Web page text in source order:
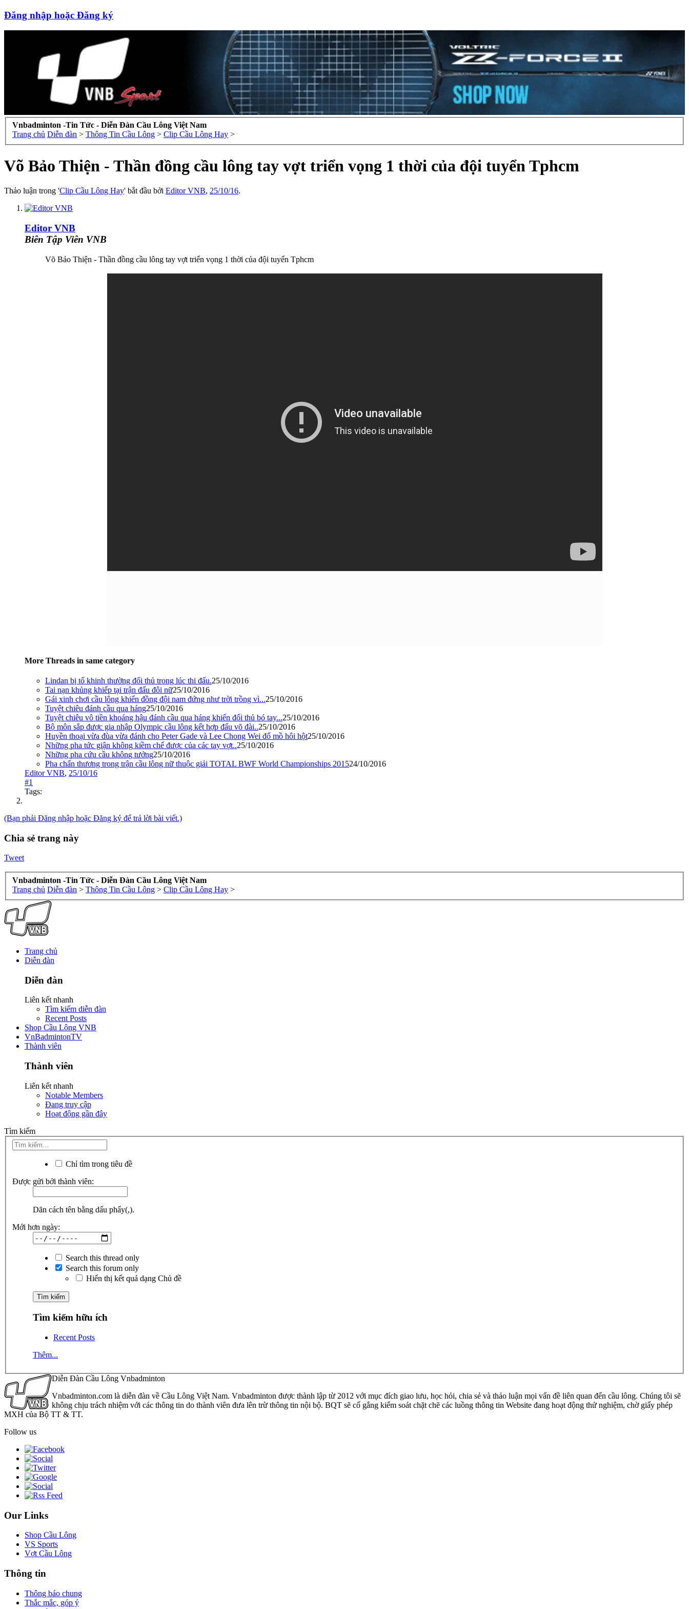
Đăng nhập hoặc Đăng ký
Vnbadminton -Tin Tức - Diễn Đàn Cầu Lông Việt Nam
Trang chủ Diễn đàn > Thông Tin Cầu Lông > Clip Cầu Lông Hay >
Võ Bảo Thiện - Thần đồng cầu lông tay vợt triển vọng 1 thời của đội tuyển Tphcm
Thảo luận trong 'Clip Cầu Lông Hay' bắt đầu bởi Editor VNB, 25/10/16.
Editor VNB
Biên Tập Viên VNB
Võ Bảo Thiện - Thần đồng cầu lông tay vợt triển vọng 1 thời của đội tuyển Tphcm
More Threads in same category
Lindan bị tố khinh thường đối thủ trong lúc thi đấu.25/10/2016
Tai nạn khủng khiếp tại trận đấu đôi nữ25/10/2016
Gái xinh chơi cầu lông khiến đồng đội nam đứng như trời trồng vì...25/10/2016
Tuyệt chiêu đánh cầu qua háng25/10/2016
Tuyệt chiêu vô tiền khoáng hậu đánh cầu qua háng khiến đối thủ bó tay...25/10/2016
Bộ môn sắp được gia nhập Olympic cầu lông kết hợp đấu võ đài..25/10/2016
Huyền thoại vừa đùa vừa đánh cho Peter Gade và Lee Chong Wei đổ mồ hôi hột25/10/2016
Những pha tức giận không kiềm chế được của các tay vợt..25/10/2016
Những pha cứu cầu không tưởng25/10/2016
Pha chấn thương trong trận cầu lông nữ thuộc giải TOTAL BWF World Championships 201524/10/2016
Editor VNB, 25/10/16
#1
Tags:
(Bạn phải Đăng nhập hoặc Đăng ký để trả lời bài viết.)
Chia sẻ trang này
Tweet
Vnbadminton -Tin Tức - Diễn Đàn Cầu Lông Việt Nam
Trang chủ Diễn đàn > Thông Tin Cầu Lông > Clip Cầu Lông Hay >
Trang chủ
Diễn đàn
Diễn đàn
Liên kết nhanh
Tìm kiếm diễn đàn
Recent Posts
Shop Cầu Lông VNB
VnBadmintonTV
Thành viên
Thành viên
Liên kết nhanh
Notable Members
Đang truy cập
Hoạt động gần đây
Tìm kiếm
Chỉ tìm trong tiêu đề
Được gửi bởi thành viên:
Dãn cách tên bằng dấu phẩy(,).
Mới hơn ngày:
Search this thread only
Search this forum only
Hiển thị kết quả dạng Chủ đề
Tìm kiếm hữu ích
Recent Posts
Thêm...
Diễn Đàn Cầu Lông Vnbadminton
Vnbadminton.com là diễn đàn về Cầu Lông Việt Nam. Vnbadminton được thành lập từ 2012 với mục đích giao lưu, học hỏi, chia sẻ và thảo luận mọi vấn đề liên quan đến cầu lông. Chúng tôi sẽ
không chịu trách nhiệm với các thông tin do thành viên đưa lên trừ thông tin nội bộ. BQT sẽ cố gắng kiểm soát chặt chẽ các luồng thông tin Website đang hoạt động thử nghiệm, chờ giấy phép
MXH của Bộ TT & TT.
Follow us
Our Links
Shop Cầu Lông
VS Sports
Vợt Cầu Lông
Thông tin
Thông báo chung
Thắc mắc, góp ý